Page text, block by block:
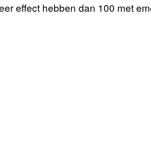
effect hebben dan 100 met